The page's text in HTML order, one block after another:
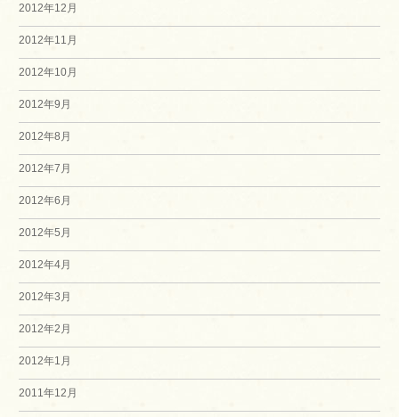
2012年12月
2012年11月
2012年10月
2012年9月
2012年8月
2012年7月
2012年6月
2012年5月
2012年4月
2012年3月
2012年2月
2012年1月
2011年12月